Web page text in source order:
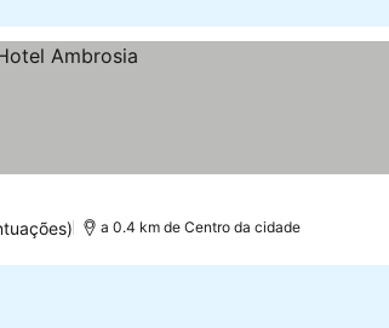
a 0.4 km de Centro da cidade